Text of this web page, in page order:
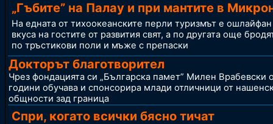
„Гъбите” на Палау и при мантите в
На едната от тихоокеанските перли туризмът е
вкуса на гостите от развития свят, а по другата още
по тръстикови поли и мъже с препаски
Докторът благотворител
Чрез фондацията си „Българска памет” Милен Врабевски
години обучава и спонсорира млади отличници от
общности зад граница
Спри, когато всички бясно тичат